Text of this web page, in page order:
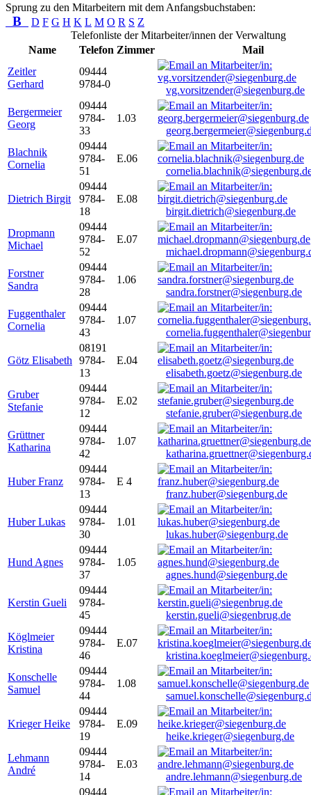
Sprung zu den Mitarbeitern mit dem Anfangsbuchstaben:
B D F G H K L M O R S Z
Telefonliste der Mitarbeiter/innen der Verwaltung
Name
Telefon Zimmer
Mail
Zeitler
Gerhard
09444
9784-0
vg.vorsitzender@siegenburg.de
Bergermeier
Georg
09444
9784-
33
1.03
Blachnik
Cornelia
09444
9784-
51
E.06
Dietrich Birgit
09444
9784-
18
E.08
birgit.dietrich@siegenburg.de
Dropmann
Michael
09444
9784-
52
E.07
Forstner
Sandra
09444
9784-
28
1.06
sandra.forstner@siegenburg.de
Fuggenthaler
Cornelia
09444
9784-
43
1.07
Götz Elisabeth
08191
9784-
13
E.04
elisabeth.goetz@siegenburg.de
Gruber
Stefanie
09444
9784-
12
E.02
stefanie.gruber@siegenburg.de
Grüttner
Katharina
09444
9784-
42
1.07
Huber Franz
09444
9784-
13
E 4
franz.huber@siegenburg.de
Huber Lukas
09444
9784-
30
1.01
lukas.huber@siegenburg.de
Hund Agnes
09444
9784-
37
1.05
agnes.hund@siegenburg.de
Kerstin Gueli
09444
9784-
45
kerstin.gueli@siegenbrug.de
Köglmeier
Kristina
09444
9784-
46
E.07
Konschelle
Samuel
09444
9784-
44
1.08
Krieger Heike
09444
9784-
19
E.09
heike.krieger@siegenburg.de
Lehmann
André
09444
9784-
14
E.03
andre.lehmann@siegenburg.de
09444